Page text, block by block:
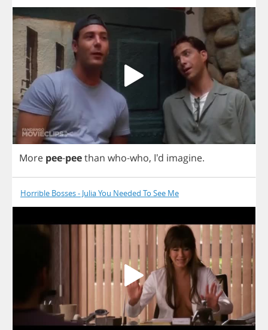
More pee-peethan who-who, I'd imagine.
Horrible Bosses - Julia You Needed To See Me